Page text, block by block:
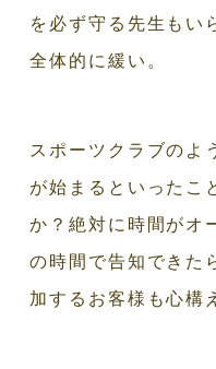
を必ず守る先生もい
全体的に緩い。
スポーツクラブのよ
が始まるといったこ
か？絶対に時間がオ
の時間で告知できた
加するお客様も心構